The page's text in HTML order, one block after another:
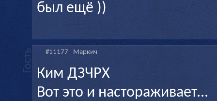
был ещё ))
#11177 Маркич
Ким ДЗЧРХ
Вот это и настораживает...